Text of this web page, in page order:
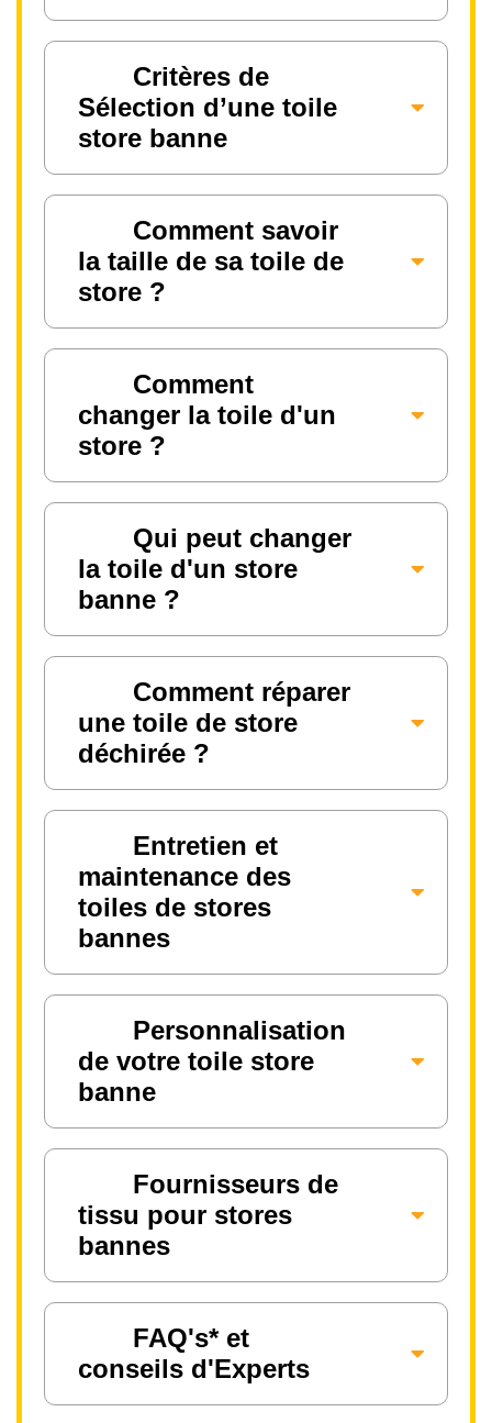
Critères de
Sélection d’une toile
store banne
Comment savoir
la taille de sa toile de
store ?
Comment
changer la toile d'un
store ?
Qui peut changer
la toile d'un store
banne ?
Comment réparer
une toile de store
déchirée ?
Entretien et
maintenance des
toiles de stores
bannes
Personnalisation
de votre toile store
banne
Fournisseurs de
tissu pour stores
bannes
FAQ's* et
conseils d'Experts